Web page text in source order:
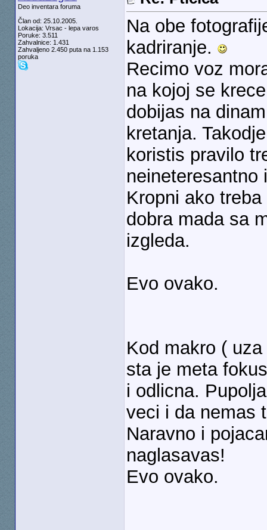
Deo inventara foruma
Član od: 25.10.2005.
Lokacija: Vrsac - lepa varos
Poruke: 3.511
Zahvalnice: 1.431
Zahvaljeno 2.450 puta na 1.153
poruka
Na obe
kadriranje.
Recimo voz
na kojoj se
dobijas na
kretanja.
koristis pravilo
neineteresantno
Kropni ako
dobra mada sa
izgleda.
Evo ovako.
Kod makro (
sta je meta
i odlicna.
veci i da nemas
Naravno i
naglasavas!
Evo ovako.